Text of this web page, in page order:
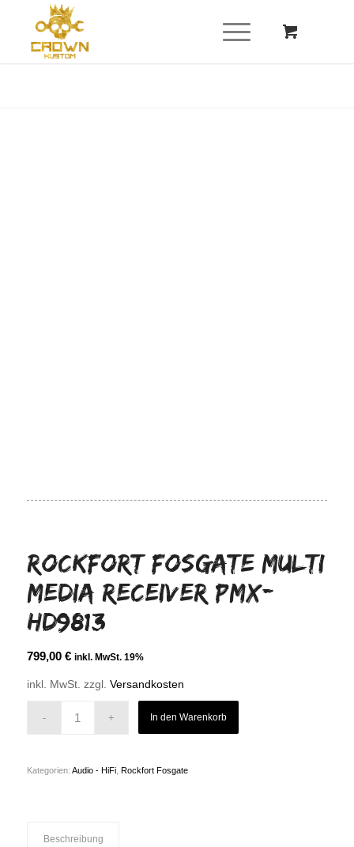
ROCKFORT FOSGATE Multi
Media Receiver PMX-
HD9813
799,00 € inkl. MwSt. 19%
inkl. MwSt. zzgl. Versandkosten
In den Warenkorb
Kategorien: Audio - HiFi, Rockfort Fosgate
Beschreibung